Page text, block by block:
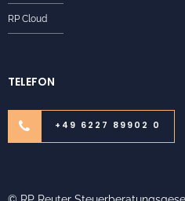
RP Cloud
TELEFON
+49 6227 89902 0